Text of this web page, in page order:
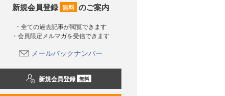
新規会員登録 無料 のご案内
・全ての過去記事が閲覧できます
・会員限定メルマガを受信できます
メールバックナンバー
新規会員登録 無料